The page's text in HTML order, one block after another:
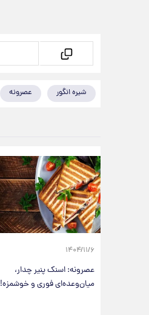
شیره انگور عصرونه
۱۴۰۴/۱۱/۶
عصرونه: اسنک پنیر چدار،
میان‌وعده‌ای فوری و خوشمزه!